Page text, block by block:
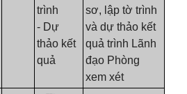
trình
- Dự
thảo kết
quả
sơ, lập tờ trình
và dự thảo kết
quả trình Lãnh
đạo Phòng
xem xét